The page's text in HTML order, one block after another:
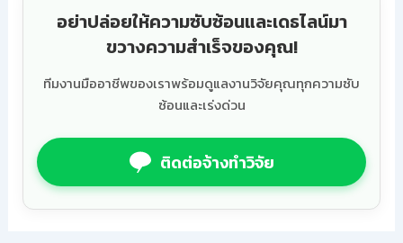
อย่าปล่อยให้ความซับซ้อนและเดธไลน์มา
ขวางความสำเร็จของคุณ!
ทีมงานมืออาชีพของเราพร้อมดูแลงานวิจัยคุณทุกความซับ
ซ้อนและเร่งด่วน
ติดต่อจ้างทำวิจัย